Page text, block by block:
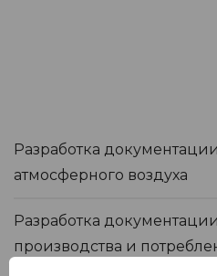
Разработка
атмосферного воздуха
Разработка
производства и